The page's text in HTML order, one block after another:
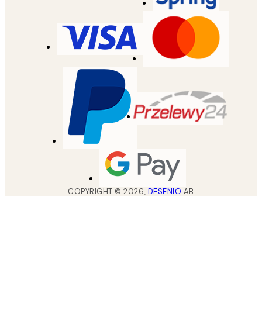
COPYRIGHT ©2026, DESENIO AB